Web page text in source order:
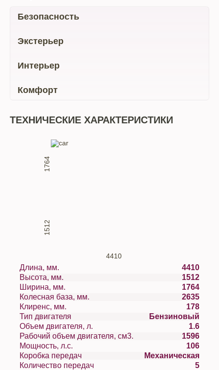
Безопасность
Экстерьер
Интерьер
Комфорт
ТЕХНИЧЕСКИЕ ХАРАКТЕРИСТИКИ
4410
1512
1764
Длина, мм.
4410
Высота, мм.
1512
Ширина, мм.
1764
Колесная база, мм.
2635
Клиренс, мм.
178
Тип двигателя
Бензиновый
Объем двигателя, л.
1.6
Рабочий объем двигателя, см3.
1596
Мощность, л.с.
106
Коробка передач
Механическая
Количество передач
5